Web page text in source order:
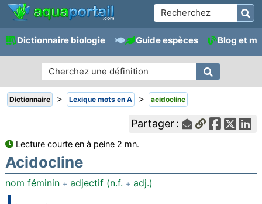
Dictionnaire biologie Guide espèces Blog et
Dictionnaire > Lexique mots en A > acidocline
Partager :
Lecture courte en à peine 2 mn.
Acidocline
nom féminin +adjectif (n.f. +adj.)